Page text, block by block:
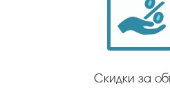
Скидки за